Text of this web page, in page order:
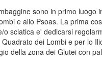
sono in primo luogo
e allo Psoas. La prima
o sciatica e' dedicarsi
dei Lombi e per lo
della zona dei Glutei con